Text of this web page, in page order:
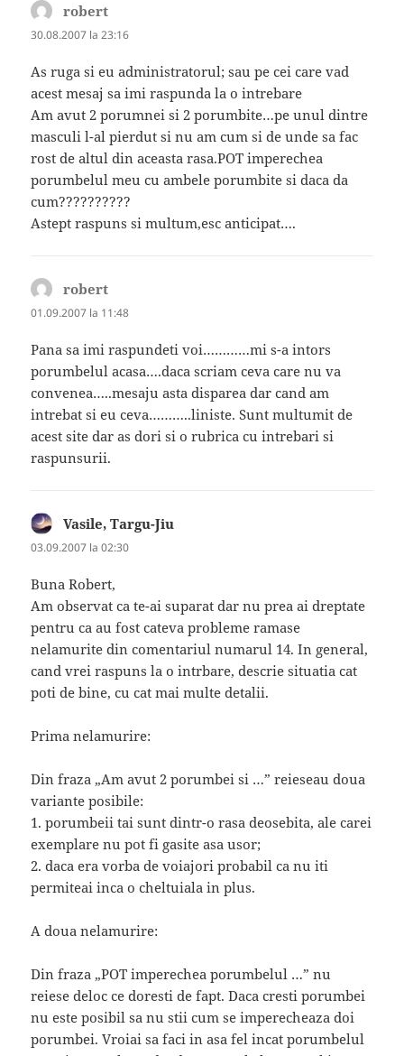
robert
30.08.2007 la 23:16
As ruga si eu administratorul; sau pe cei care vad
acest mesaj sa imi raspunda la o intrebare
Am avut 2 porumnei si 2 porumbite…pe unul dintre
masculi l-al pierdut si nu am cum si de unde sa fac
rost de altul din aceasta rasa.POT imperechea
porumbelul meu cu ambele porumbite si daca da
cum??????????
Astept raspuns si multum,esc anticipat….
robert
01.09.2007 la 11:48
Pana sa imi raspundeti voi…………mi s-a intors
porumbelul acasa….daca scriam ceva care nu va
convenea…..mesaju asta disparea dar cand am
intrebat si eu ceva………..liniste. Sunt multumit de
acest site dar as dori si o rubrica cu intrebari si
raspunsurii.
Vasile, Targu-Jiu
03.09.2007 la 02:30
Buna Robert,
Am observat ca te-ai suparat dar nu prea ai dreptate
pentru ca au fost cateva probleme ramase
nelamurite din comentariul numarul 14. In general,
cand vrei raspuns la o intrbare, descrie situatia cat
poti de bine, cu cat mai multe detalii.
Prima nelamurire:
Din fraza „Am avut 2 porumbei si …” reieseau doua
variante posibile:
1. porumbeii tai sunt dintr-o rasa deosebita, ale carei
exemplare nu pot fi gasite asa usor;
2. daca era vorba de voiajori probabil ca nu iti
permiteai inca o cheltuiala in plus.
A doua nelamurire:
Din fraza „POT imperechea porumbelul …” nu
reiese deloc ce doresti de fapt. Daca cresti porumbei
nu este posibil sa nu stii cum se imperecheaza doi
porumbei. Vroiai sa faci in asa fel incat porumbelul